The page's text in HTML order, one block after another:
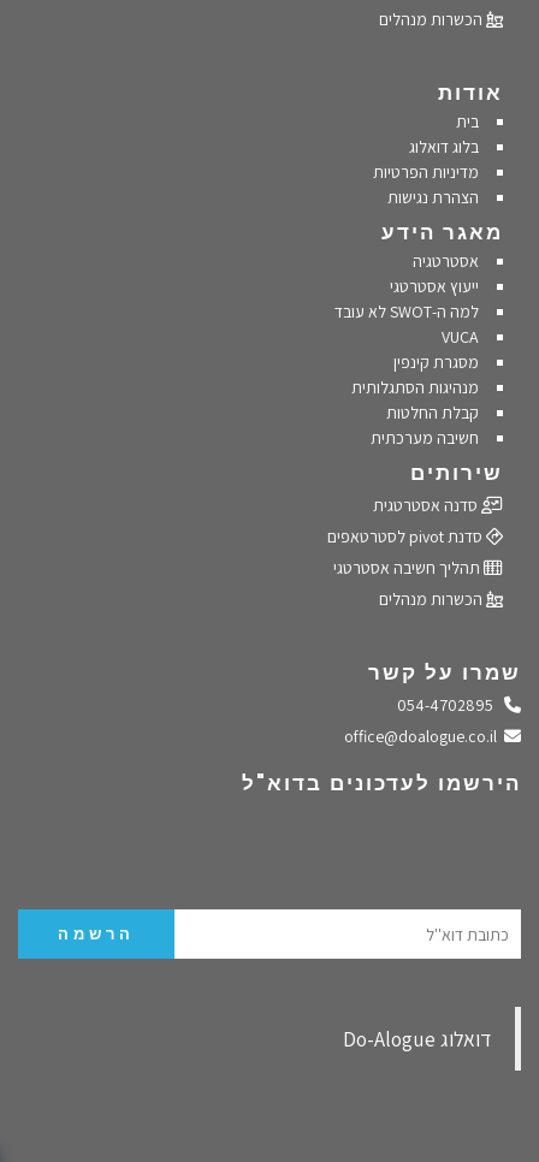
הכשרות מנהלים
אודות
בית
בלוג דואלוג
מדיניות הפרטיות
הצהרת נגישות
מאגר הידע
אסטרטגיה
ייעוץ אסטרטגי
למה ה-SWOT לא עובד
VUCA
מסגרת קינפין
מנהיגות הסתגלותית
קבלת החלטות
חשיבה מערכתית
שירותים
סדנה אסטרטגית
סדנת pivot לסטרטאפים
תהליך חשיבה אסטרטגי
הכשרות מנהלים
שמרו על קשר
התקשרו אלינו
שלחו מייל
הירשמו לעדכונים בדוא"ל
‏דואלוג Do-Alogue‏